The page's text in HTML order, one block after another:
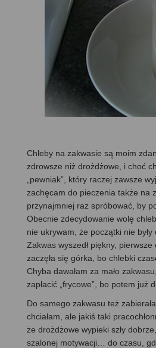
Chleby na zakwasie są moim
zdrowsze niż drożdżowe, i choć
„pewniak”, który raczej zawsze
zachęcam do pieczenia także na
przynajmniej raz spróbować, by
Obecnie zdecydowanie wolę
nie ukrywam, że początki nie
Zakwas wyszedł piękny,
zaczęła się górka, bo chlebki
Chyba dawałam za mało
zapłacić „frycowe”, bo potem już
Do samego zakwasu też
chciałam, ale jakiś taki
że drożdżowe wypieki szły
szalonej motywacji… do czasu,